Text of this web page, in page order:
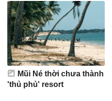
Mũi Né thời chưa thành
'thủ phủ' resort